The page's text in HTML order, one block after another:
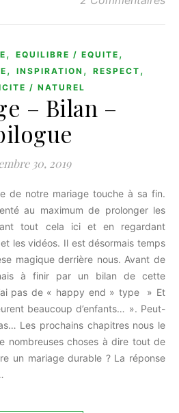
, EQUILIBRE / EQUITE ,
, INSPIRATION , RESPECT ,
/ NATUREL
– Bilan –
30, 2019
au maximum de prolonger les
tout cela ici et en regardant
les vidéos. Il est désormais temps
magique derrière nous. Avant de
à finir par un bilan de cette
pas de « happy end » type » Et
beaucoup d’enfants… ». Peut-
Les prochains chapitres nous le
nombreuses choses à dire tout de
un mariage durable ? La réponse